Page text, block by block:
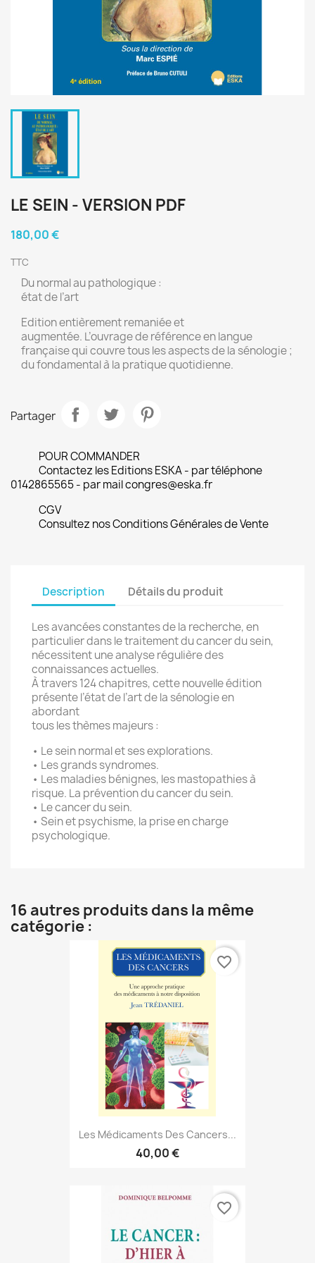
LE SEIN - VERSION PDF
180,00 €
TTC
Du normal au pathologique :
état de l’art
Edition entièrement remaniée et
augmentée. L’ouvrage de référence en langue
française qui couvre tous les aspects de la sénologie ;
du fondamental à la pratique quotidienne.
Partager
POUR COMMANDER
Contactez les Editions ESKA - par téléphone
0142865565 - par mail congres@eska.fr
CGV
Consultez nos Conditions Générales de Vente
Description Détails du produit
Les avancées constantes de la recherche, en
particulier dans le traitement du cancer du sein,
nécessitent une analyse régulière des
connaissances actuelles.
À travers 124 chapitres, cette nouvelle édition
présente l’état de l’art de la sénologie en
abordant
tous les thèmes majeurs :
• Le sein normal et ses explorations.
• Les grands syndromes.
• Les maladies bénignes, les mastopathies à
risque. La prévention du cancer du sein.
• Le cancer du sein.
• Sein et psychisme, la prise en charge
psychologique.
16 autres produits dans la même
catégorie :
Les Médicaments Des Cancers...
40,00 €
favorite_border
favorite_border